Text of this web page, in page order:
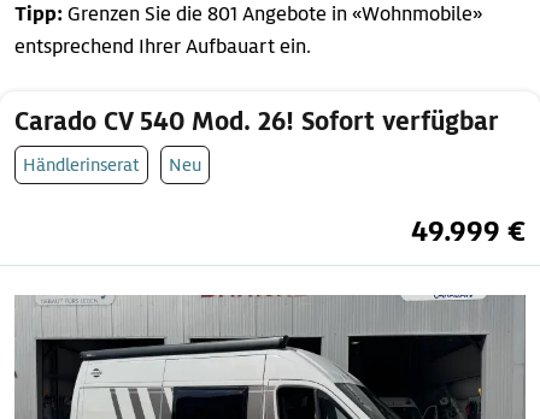
Tipp: Grenzen Sie die 801 Angebote in «Wohnmobile»
entsprechend Ihrer Aufbauart ein.
Carado CV 540 Mod. 26! Sofort verfügbar
Händlerinserat Neu
49.999 €